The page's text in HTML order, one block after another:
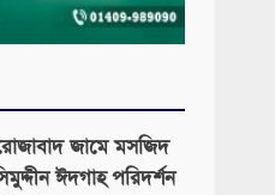
জামে মসজিদ
ঈদগাহ পরিদর্শন